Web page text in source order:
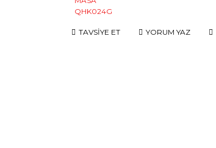
TAVSİYE ET YORUM YAZ